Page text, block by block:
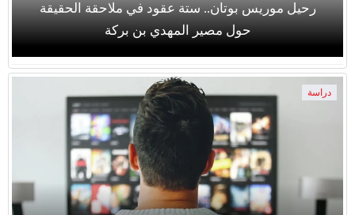
رحيل موريس بوتان.. ستة عقود في ملاحقة الحقيقة
حول مصير المهدي بن بركة
دراسة